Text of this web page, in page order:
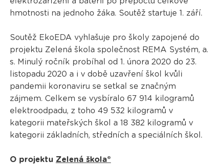
hmotnosti na jednoho žáka. Soutěž startuje 1. září.
Soutěž EkoEDA vyhlašuje pro školy zapojené do
projektu Zelená škola společnost REMA Systém, a.
s. Minulý ročník probíhal od 1. února 2020 do 23.
listopadu 2020 a i v době uzavření škol kvůli
pandemii koronaviru se setkal se značným
zájmem. Celkem se vysbíralo 67 914 kilogramů
elektroodpadu, z toho 49 532 kilogramů v
kategorii mateřských škol a 18 382 kilogramů v
kategorii základních, středních a speciálních škol.
O projektu Zelená škola®